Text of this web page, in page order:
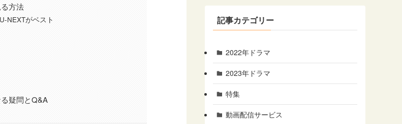
方法
NEXTがベスト
疑問とQ&A
記事カテゴリー
2022年ドラマ
2023年ドラマ
特集
動画配信サービス